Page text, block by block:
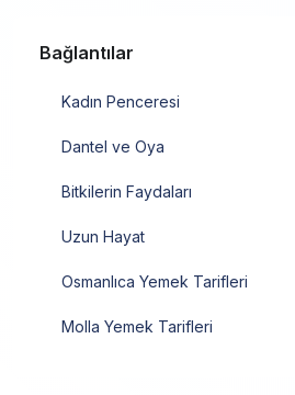
Bağlantılar
Kadın Penceresi
Dantel ve Oya
Bitkilerin Faydaları
Uzun Hayat
Osmanlıca Yemek Tarifleri
Molla Yemek Tarifleri